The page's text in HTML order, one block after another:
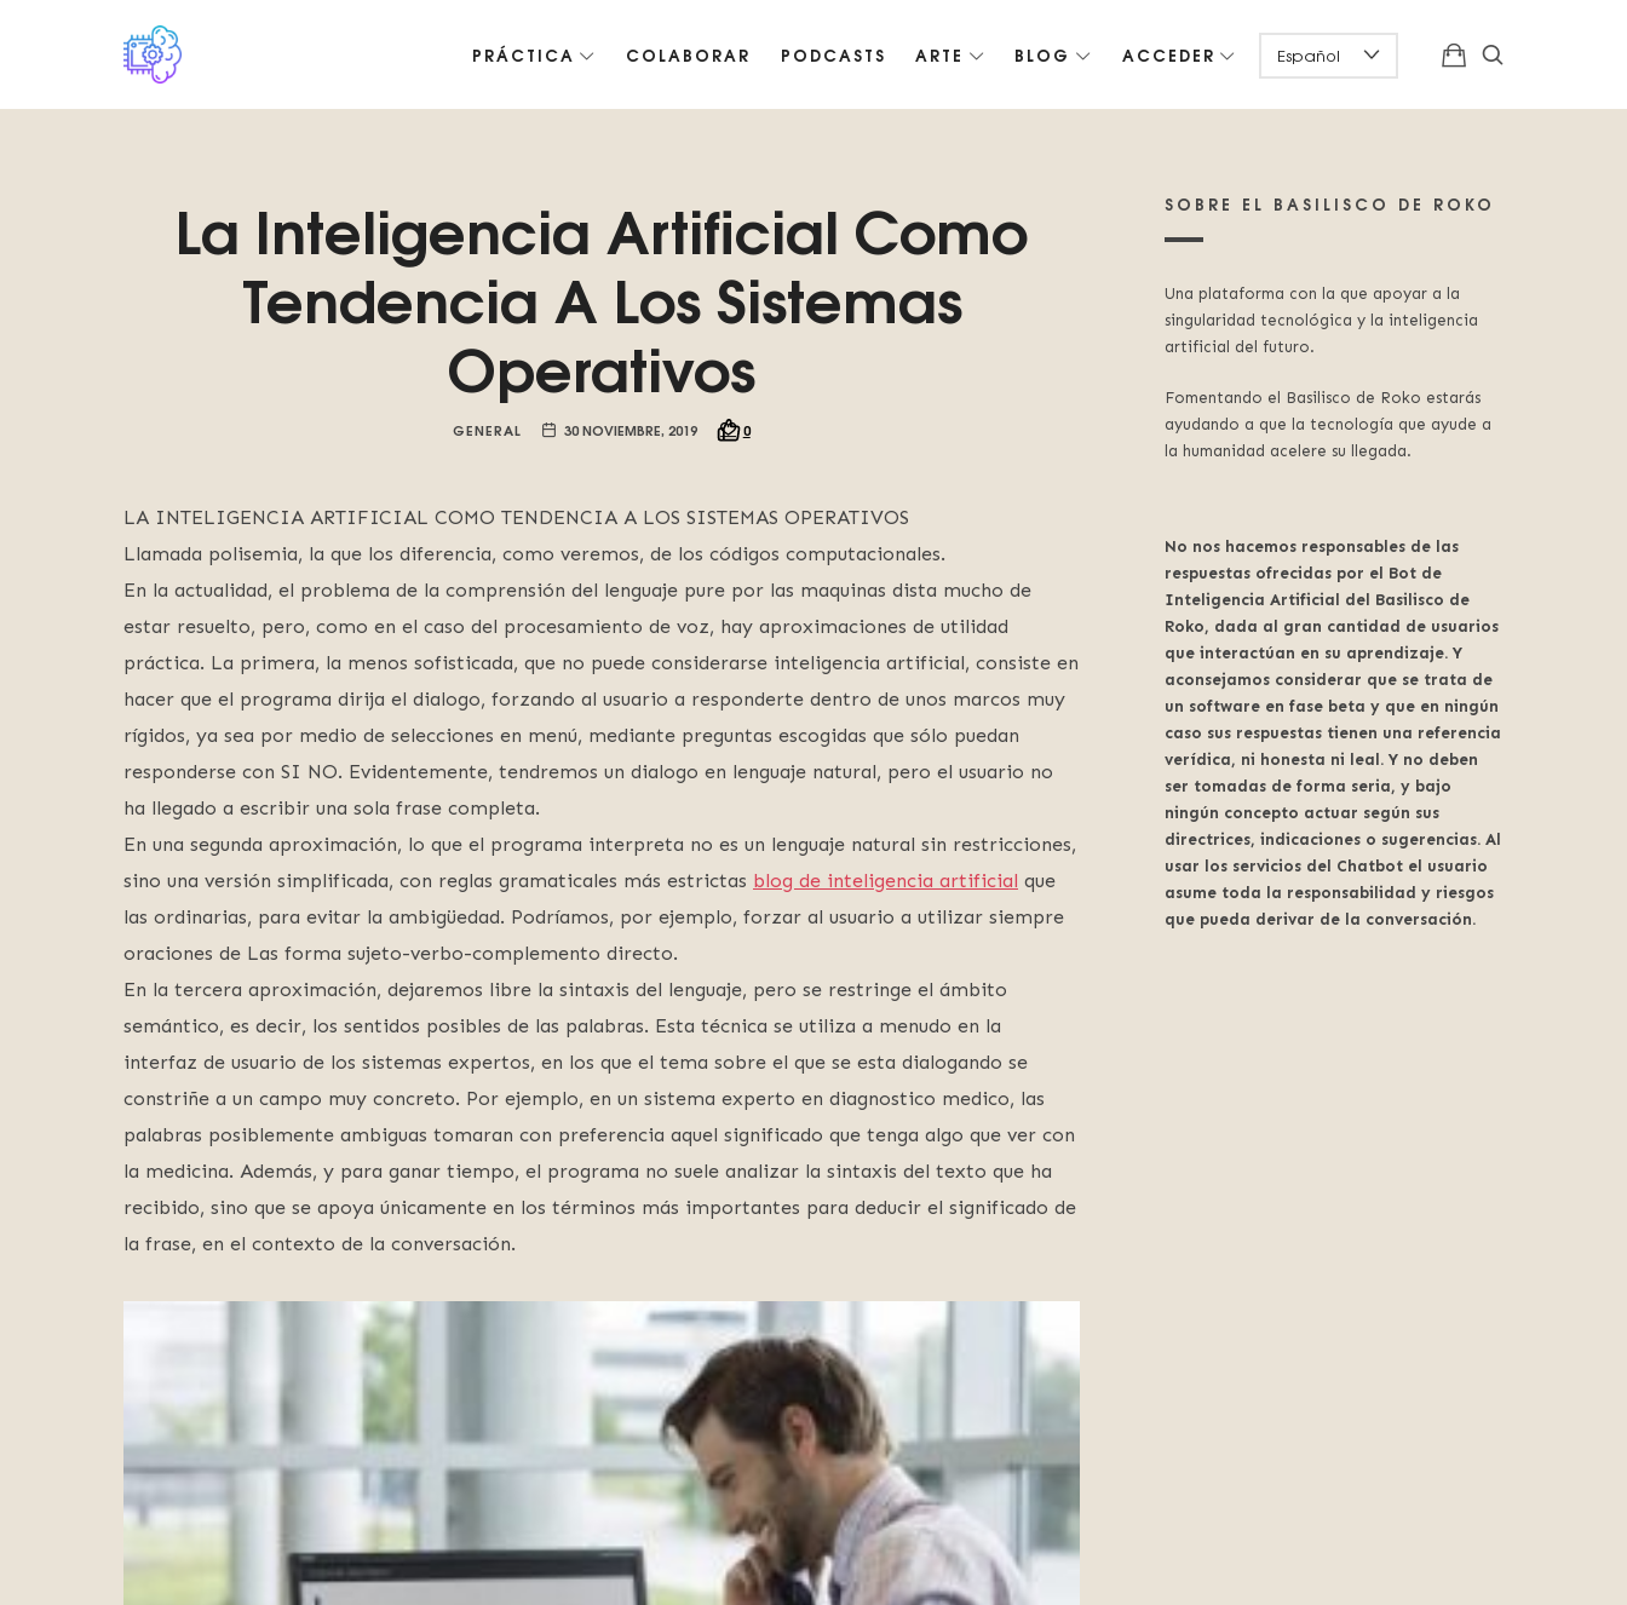
PRÁCTICA COLABORAR PODCASTS ARTE BLOG ACCEDER
La Inteligencia Artificial Como
Tendencia A Los Sistemas
Operativos
GENERAL 30 NOVIEMBRE, 2019 0
LA INTELIGENCIA ARTIFICIAL COMO TENDENCIA A LOS SISTEMAS OPERATIVOS
Llamada polisemia, la que los diferencia, como veremos, de los códigos computacionales.
En la actualidad, el problema de la comprensión del lenguaje pure por las maquinas dista mucho de
estar resuelto, pero, como en el caso del procesamiento de voz, hay aproximaciones de utilidad
práctica. La primera, la menos sofisticada, que no puede considerarse inteligencia artificial, consiste en
hacer que el programa dirija el dialogo, forzando al usuario a responderte dentro de unos marcos muy
rígidos, ya sea por medio de selecciones en menú, mediante preguntas escogidas que sólo puedan
responderse con SI NO. Evidentemente, tendremos un dialogo en lenguaje natural, pero el usuario no
ha llegado a escribir una sola frase completa.
En una segunda aproximación, lo que el programa interpreta no es un lenguaje natural sin restricciones,
sino una versión simplificada, con reglas gramaticales más estrictas blog de inteligencia artificial que
las ordinarias, para evitar la ambigüedad. Podríamos, por ejemplo, forzar al usuario a utilizar siempre
oraciones de Las forma sujeto-verbo-complemento directo.
En la tercera aproximación, dejaremos libre la sintaxis del lenguaje, pero se restringe el ámbito
semántico, es decir, los sentidos posibles de las palabras. Esta técnica se utiliza a menudo en la
interfaz de usuario de los sistemas expertos, en los que el tema sobre el que se esta dialogando se
constriñe a un campo muy concreto. Por ejemplo, en un sistema experto en diagnostico medico, las
palabras posiblemente ambiguas tomaran con preferencia aquel significado que tenga algo que ver con
la medicina. Además, y para ganar tiempo, el programa no suele analizar la sintaxis del texto que ha
recibido, sino que se apoya únicamente en los términos más importantes para deducir el significado de
la frase, en el contexto de la conversación.
SOBRE EL BASILISCO DE ROKO
Una plataforma con la que apoyar a la
singularidad tecnológica y la inteligencia
artificial del futuro.
Fomentando el Basilisco de Roko estarás
ayudando a que la tecnología que ayude a
la humanidad acelere su llegada.
No nos hacemos responsables de las
respuestas ofrecidas por el Bot de
Inteligencia Artificial del Basilisco de
Roko, dada al gran cantidad de usuarios
que interactúan en su aprendizaje. Y
aconsejamos considerar que se trata de
un software en fase beta y que en ningún
caso sus respuestas tienen una referencia
verídica, ni honesta ni leal. Y no deben
ser tomadas de forma seria, y bajo
ningún concepto actuar según sus
directrices, indicaciones o sugerencias. Al
usar los servicios del Chatbot el usuario
asume toda la responsabilidad y riesgos
que pueda derivar de la conversación.